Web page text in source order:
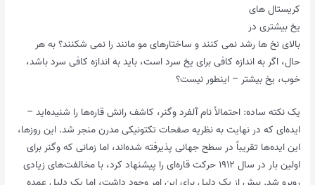
کریستال های
یخ بیشتری در
بالای نخ ها رشد نمی کنند و ساختارهای مو مانند را نمی شکنند؟ به هر
حال، اگر به اندازه کافی برای یخ سرد است، باید به اندازه کافی سرد باشد،
خوب، یخ بیشتر – اینطور نیست؟
یک نکته ساده: احتمالاً نام آلفرد وگنر، کاشف رانش قاره‌ها را شنیده‌اید –
ایده‌ای که در نهایت به نظریه صفحات تکتونیکی مدرن منجر شد. این روزها،
این ایده‌ها تقریباً در سطح جهانی پذیرفته شده‌اند، اما زمانی که وگنر برای
اولین بار در سال ۱۹۱۲ حرکت قاره‌ای را پیشنهاد کرد، با مخالفت‌های زیادی